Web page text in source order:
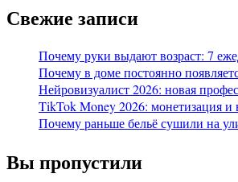
Свежие записи
Почему руки выдают возраст: 7
Почему в доме постоянно
Нейровизуалист 2026: новая
TikTok Money 2026: монетизация
Почему раньше бельё сушили на
Вы пропустили